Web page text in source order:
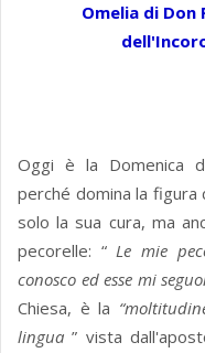
Omelia di Don
Oggi è la Domenica
perché domina la figura
solo la sua cura, ma
pecorelle: “Le mie
conosco ed esse mi
Chiesa, è la
lingua” vista